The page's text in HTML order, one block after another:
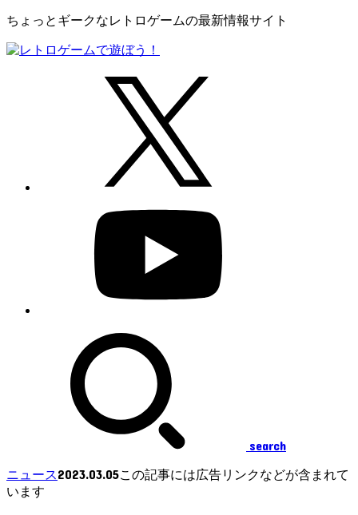
ちょっとギークなレトロゲームの最新情報サイト
search
ニュース2023.03.05この記事には広告リンクなどが含まれて
います